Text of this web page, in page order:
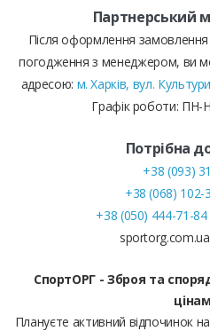
Партнерський
Після оформлення замовлення
погодження з менеджером, ви
адресою: м. Харків, вул.
Графік роботи: ПН-
Потрібна
+38 (093)
+38 (068)
+38 (050) 444-71-84
СпортОРГ - Зброя та
Плануєте активний відпочинок